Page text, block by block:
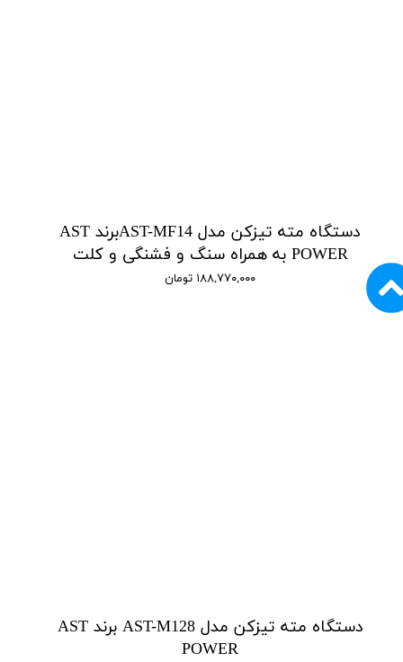
دستگاه مته تیزکن مدل AST-MF14برند AST
POWER به همراه سنگ و فشنگی و کلت
۱۸۸,۷۷۰,۰۰۰ تومان
دستگاه مته تیزکن مدل AST-M128 برند AST
POWER